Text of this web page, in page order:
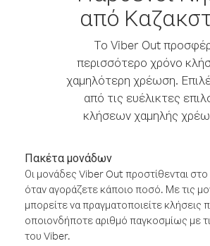
από
Το Viber Out
περισσότερο χρόνο
χαμηλότερη χρέωση.
από τις ευέλικτες
κλήσεων χαμηλής
Πακέτα μονάδων
Οι μονάδες Viber Out προστίθενται
όταν αγοράζετε κάποιο ποσό. Με τις
μπορείτε να πραγματοποιείτε κλήσεις
οποιονδήποτε αριθμό παγκοσμίως με
του Viber.